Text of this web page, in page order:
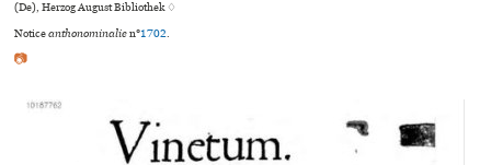
(De), Herzog August Bibliothek ♢
Noticeanthonominalien°1702.
📷